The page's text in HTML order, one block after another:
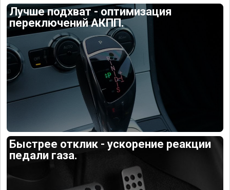
Лучше подхват - оптимизация
переключений АКПП.
Быстрее отклик - ускорение реакции
педали газа.